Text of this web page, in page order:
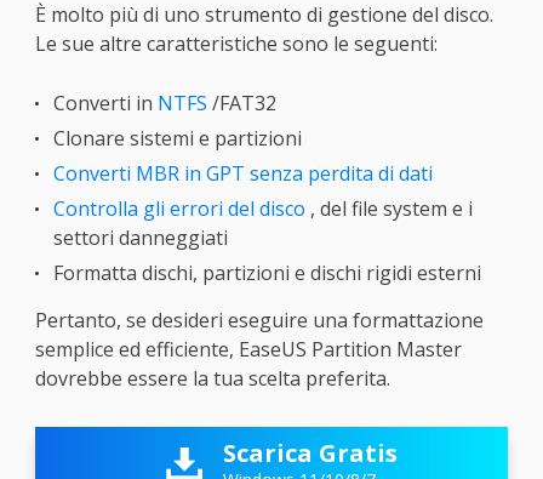
È molto più di uno strumento di gestione del disco.
Le sue altre caratteristiche sono le seguenti:
Converti in NTFS /FAT32
Clonare sistemi e partizioni
Converti MBR in GPT senza perdita di dati
Controlla gli errori del disco , del file system e i
settori danneggiati
Formatta dischi, partizioni e dischi rigidi esterni
Pertanto, se desideri eseguire una formattazione
semplice ed efficiente, EaseUS Partition Master
dovrebbe essere la tua scelta preferita.
 Scarica Gratis